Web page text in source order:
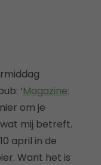
‘Magazine:
om je
mij betreft.
april in de
Want het is